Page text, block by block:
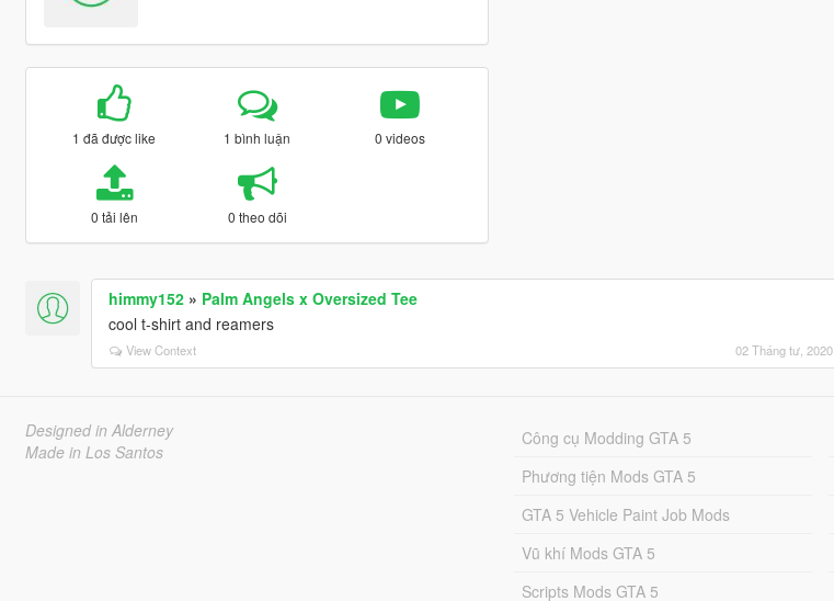
1 đã được like 1 bình luận 0 videos
0 tải lên 0 theo dõi
himmy152» Palm Angels x Oversized Tee
cool t-shirt and reamers
View Context 02 Tháng tư, 2020
Designed in Alderney
Made in Los Santos
Công cụ Modding GTA 5
Phương tiện Mods GTA 5
GTA 5 Vehicle Paint Job Mods
Vũ khí Mods GTA 5
Scripts Mods GTA 5